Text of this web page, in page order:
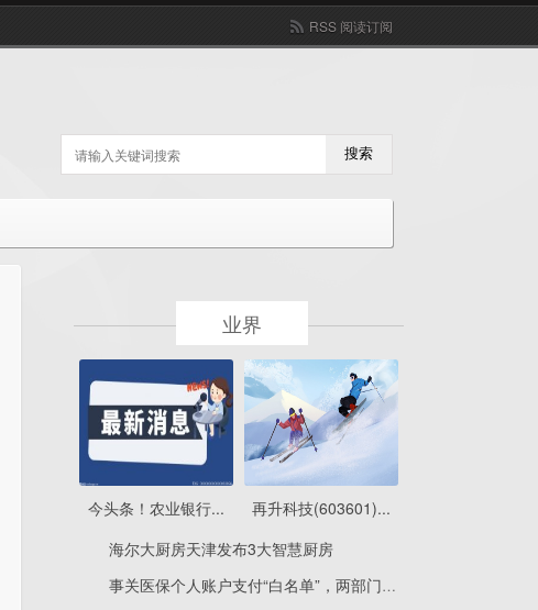
RSS 阅读订阅
搜索
业界
今头条！农业银行...
再升科技(603601)...
海尔大厨房天津发布3大智慧厨房
事关医保个人账户支付“白名单”，两部门发文|焦点热议